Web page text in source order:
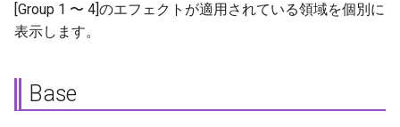
[Group 1 〜 4]のエフェクトが適用されている領域を個別に
表示します。
Base